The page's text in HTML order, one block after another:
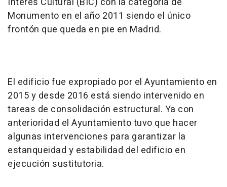
Monumento en el año 2011 siendo el único
frontón que queda en pie en Madrid.
El edificio fue expropiado por el Ayuntamiento en
2015 y desde 2016 está siendo intervenido en
tareas de consolidación estructural. Ya con
anterioridad el Ayuntamiento tuvo que hacer
algunas intervenciones para garantizar la
estanqueidad y estabilidad del edificio en
ejecución sustitutoria.